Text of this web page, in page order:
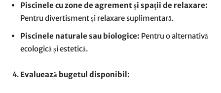
Piscinele cu zone de agrement și spații de relaxare:
Pentru divertisment și relaxare suplimentară.
Piscinele naturale sau biologice: Pentru o alternativă
ecologică și estetică.
Evaluează bugetul disponibil: